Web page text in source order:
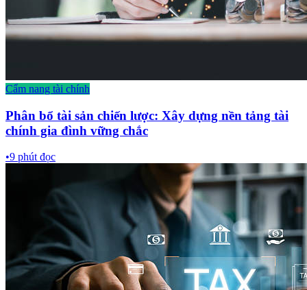
Cẩm nang tài chính
Phân bổ tài sản chiến lược: Xây dựng nền tảng tài
chính gia đình vững chắc
•9 phút đọc